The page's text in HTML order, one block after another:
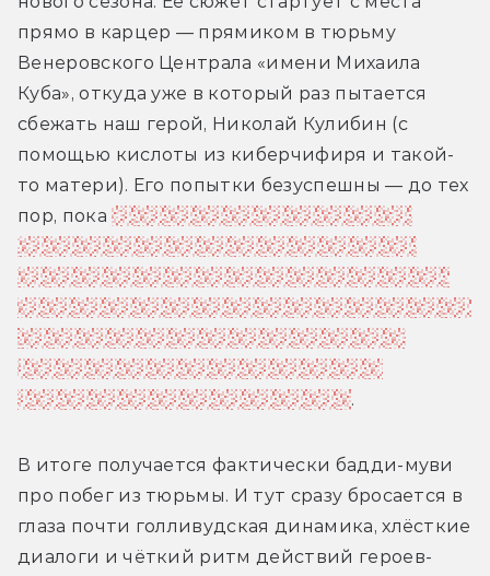
прямо в карцер — прямиком в тюрьму
Венеровского Централа «имени Михаила
Куба», откуда уже в который раз пытается
сбежать наш герой, Николай Кулибин (с
помощью кислоты из киберчифиря и такой-
то матери). Его попытки безуспешны — до тех
пор, пока к нему из совершенно другой,
корпоративной тюрьмы, не вырывается
циничный, коррумпированный и всё такой
же обаятельный Барагозин (он же Робогозин),
всё также застрявший разумом внутри
робота из-за интриг самой коварной
голограммы в Солнечной системе.
В итоге получается фактически бадди-муви
про побег из тюрьмы. И тут сразу бросается в
глаза почти голливудская динамика, хлёсткие
диалоги и чёткий ритм действий героев-